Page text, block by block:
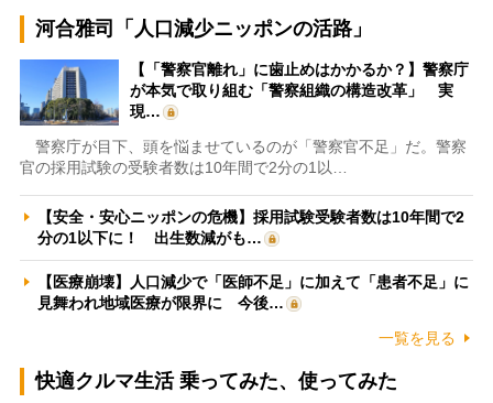
河合雅司「人口減少ニッポンの活路」
【「警察官離れ」に歯止めはかかるか？】警察庁
が本気で取り組む「警察組織の構造改革」 実
現…
警察庁が目下、頭を悩ませているのが「警察官不足」だ。警察
官の採用試験の受験者数は10年間で2分の1以…
【安全・安心ニッポンの危機】採用試験受験者数は10年間で2
分の1以下に！ 出生数減がも…
【医療崩壊】人口減少で「医師不足」に加えて「患者不足」に
見舞われ地域医療が限界に 今後…
一覧を見る
快適クルマ生活 乗ってみた、使ってみた